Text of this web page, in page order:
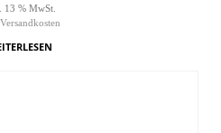
13 % MwSt.
Versandkosten